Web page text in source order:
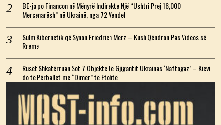
BE-ja po Financon në Mënyrë Indirekte Një “Ushtri Prej 16,000
Mercenarësh” në Ukrainë, nga 72 Vende!
Sulm Kibernetik që Synon Friedrich Merz – Kush Qëndron Pas Videos së
Rreme
Rusët Shkatërruan Sot 7 Objekte të Gjigantit Ukrainas ‘Naftogaz’ – Kievi
do të Përballet me “Dimër” të Ftohtë